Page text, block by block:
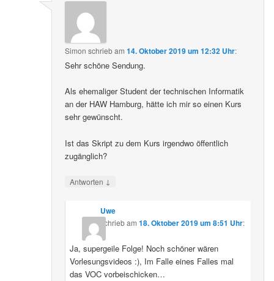
Simon schriebam14. Oktober 2019 um 12:32 Uhr:
Sehr schöne Sendung.
Als ehemaliger Student der technischen Informatik
an der HAW Hamburg, hätte ich mir so einen Kurs
sehr gewünscht.
Ist das Skript zu dem Kurs irgendwo öffentlich
zugänglich?
Antworten ↓
Uwe
schriebam 18. Oktober 2019 um 8:51 Uhr:
Ja, supergeile Folge! Noch schöner wären
Vorlesungsvideos :), Im Falle eines Falles mal
das VOC vorbeischicken…